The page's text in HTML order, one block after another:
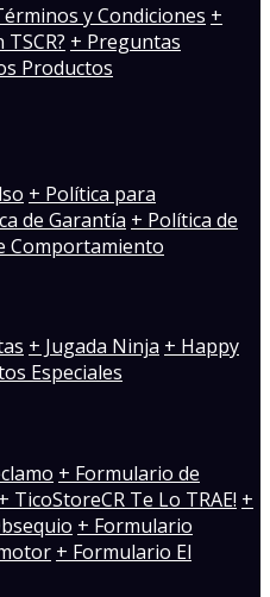
y Condiciones +
+ Preguntas
Productos
+ Política para
de Garantía + Política de
Comportamiento
+ Jugada Ninja + Happy
Especiales
+ Formulario de
+ TicoStoreCR Te Lo TRAE! +
+ Formulario
+ Formulario El